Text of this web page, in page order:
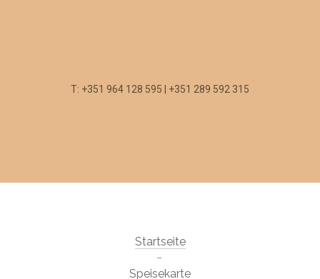
T: +351 964 128 595 | +351 289 592 315
Startseite
Speisekarte